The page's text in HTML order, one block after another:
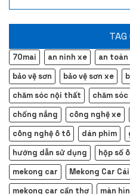
TAG
70mai an ninh xe an toàn
bảo vệ sơn
bảo vệ sơn xe
chăm sóc nội thất
chăm
chống nắng
công nghệ xe
công nghệ ô tô
dán phim
hướng dẫn sử dụng
hộp số
mekong car
Mekong Car
mekong car cần thơ
màn